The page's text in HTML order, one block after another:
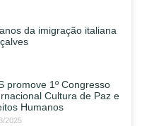
da imigração italiana
promove 1º Congresso
Cultura de Paz e
Humanos
2025